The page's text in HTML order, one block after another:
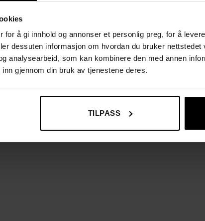
for å gi innhold og annonser et personlig preg, for å
dessuten informasjon om hvordan du bruker
analysearbeid, som kan kombinere den med annen
gjennom din bruk av tjenestene deres.
TILPASS
og hullene forboret